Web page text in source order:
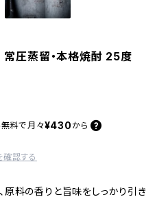
常圧蒸留・本格焼酎 25度
料で月々¥430 から
確認する
、原料の香りと旨味をしっかり引き